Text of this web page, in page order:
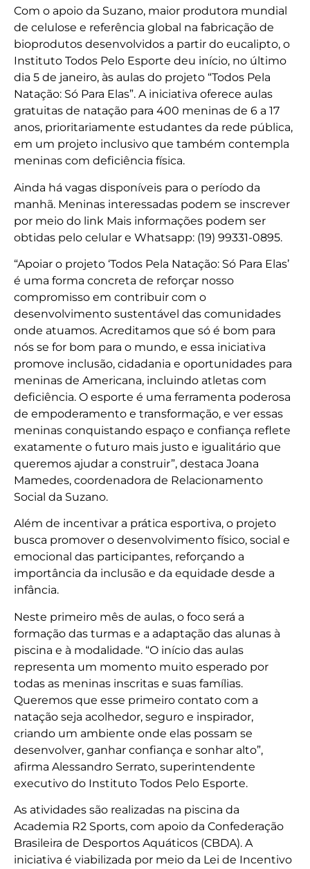
Com o apoio da Suzano, maior produtora mundial
de celulose e referência global na fabricação de
bioprodutos desenvolvidos a partir do eucalipto, o
Instituto Todos Pelo Esporte deu início, no último
dia 5 de janeiro, às aulas do projeto “Todos Pela
Natação: Só Para Elas”. A iniciativa oferece aulas
gratuitas de natação para 400 meninas de 6 a 17
anos, prioritariamente estudantes da rede pública,
em um projeto inclusivo que também contempla
meninas com deficiência física.
Ainda há vagas disponíveis para o período da
manhã. Meninas interessadas podem se inscrever
por meio do link Mais informações podem ser
obtidas pelo celular e Whatsapp: (19) 99331-0895.
“Apoiar o projeto ‘Todos Pela Natação: Só Para Elas’
é uma forma concreta de reforçar nosso
compromisso em contribuir com o
desenvolvimento sustentável das comunidades
onde atuamos. Acreditamos que só é bom para
nós se for bom para o mundo, e essa iniciativa
promove inclusão, cidadania e oportunidades para
meninas de Americana, incluindo atletas com
deficiência. O esporte é uma ferramenta poderosa
de empoderamento e transformação, e ver essas
meninas conquistando espaço e confiança reflete
exatamente o futuro mais justo e igualitário que
queremos ajudar a construir”, destaca Joana
Mamedes, coordenadora de Relacionamento
Social da Suzano.
Além de incentivar a prática esportiva, o projeto
busca promover o desenvolvimento físico, social e
emocional das participantes, reforçando a
importância da inclusão e da equidade desde a
infância.
Neste primeiro mês de aulas, o foco será a
formação das turmas e a adaptação das alunas à
piscina e à modalidade. “O início das aulas
representa um momento muito esperado por
todas as meninas inscritas e suas famílias.
Queremos que esse primeiro contato com a
natação seja acolhedor, seguro e inspirador,
criando um ambiente onde elas possam se
desenvolver, ganhar confiança e sonhar alto”,
afirma Alessandro Serrato, superintendente
executivo do Instituto Todos Pelo Esporte.
As atividades são realizadas na piscina da
Academia R2 Sports, com apoio da Confederação
Brasileira de Desportos Aquáticos (CBDA). A
iniciativa é viabilizada por meio da Lei de Incentivo